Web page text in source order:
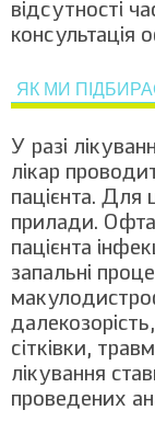
відсутності
консультація
ЯК МИ
У разі
лікар
пацієнта. Для
прилади.
пацієнта
запальні
сітківки,
лікування
проведених